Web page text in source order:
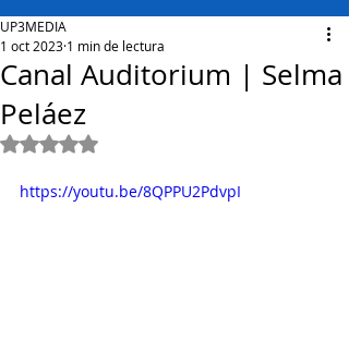
Canal Auditorium | Selma
Peláez
UP3MEDIA
1 oct 2023 1 min de lectura
Obtuvo NaN de 5 estrellas.
https://youtu.be/8QPPU2PdvpI